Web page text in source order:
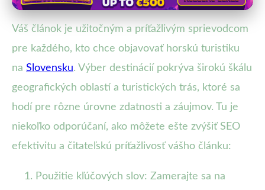
Objavte Najlepšie Turistické Trasy
na Slovensku: Sprievodca
Horskou Turistikou
12. 1. 2026· 3 min čítania · Autor: Marek Tichý
Váš článok je užitočným a príťažlivým sprievodcom
pre každého, kto chce objavovať horskú turistiku
na Slovensku. Výber destinácií pokrýva širokú škálu
geografických oblastí a turistických trás, ktoré sa
hodí pre rôzne úrovne zdatnosti a záujmov. Tu je
niekoľko odporúčaní, ako môžete ešte zvýšiť SEO
efektivitu a čitateľskú príťažlivosť vášho článku:
Použitie kľúčových slov: Zamerajte sa na